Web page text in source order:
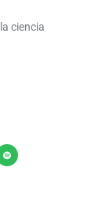
ciencia